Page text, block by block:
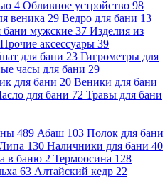
4 Обливное устройство 98
веника 29 Ведро для бани 13
бани мужские 37 Изделия из
Прочие аксессуары 39
для бани 23 Гигрометры для
часы для бани 29
для бани 20 Веники для бани
для бани 72 Травы для бани
489 Абаш 103 Полок для бани
130 Наличники для бани 40
в баню 2 Термоосина 128
63 Алтайский кедр 22